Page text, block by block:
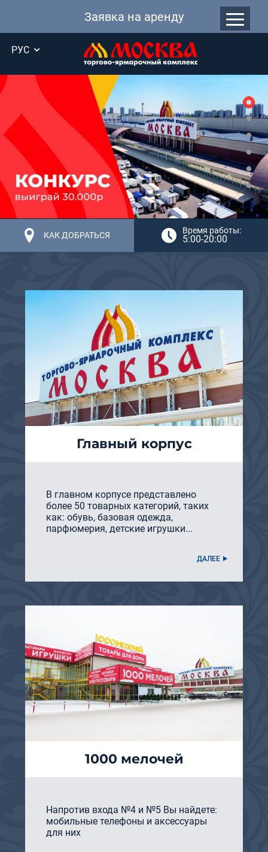
Заявка на аренду
РУС
КАК ДОБРАТЬСЯ Время работы:
5:00-20:00
Главный корпус
В главном корпусе представлено
более 50 товарных категорий, таких
как: обувь, базовая одежда,
парфюмерия, детские игрушки...
ДАЛЕЕ
1000 мелочей
Напротив входа №4 и №5 Вы найдете:
мобильные телефоны и аксессуары
для них